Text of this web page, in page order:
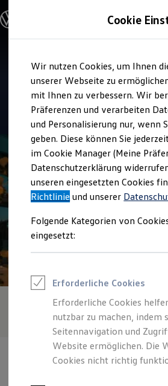
Hauptinhalt
springen
Footer
springen
Modelle & Konfigurator
Nutzfahrzeugkategorien
Modelle konfigurieren
Vorgängermodelle und
Vorgängermodelle
Oldtimer
Bulli Historie
Branchenlösungen &
Umbaulösungen und
Auf- und Umbauten
Groß- und Sonderkunden
Großkunden
Kommunen &
Journalisten
Sportvereine
Branchenlösungen
Gewerbliche
Service & mobile
Kühlfahrzeuge
ONE Business ID Vorteile
Fahrzeugsuche & Marktplatz
Fahrzeugsuche
Fahrzeuge online kaufen
Digitaler Marktplatz
Kauf & Finanzierung
Online-Fahrzeugbewertung
Aktionen & Angebote
Service
Auto Schubert
4.7| 31
Cookie
Wir nutzen Cookies, um Ihnen
unserer Webseite zu
mit Ihnen zu verbessern. Wir
Präferenzen und verarbeiten
und Personalisierung nur, wenn
geben. Diese können Sie
im Cookie Manager (Meine
Datenschutzerklärung
unseren eingesetzten Cookies
Richtlinie und unserer
Folgende Kategorien von
eingesetzt:
Erforderliche Cookies
Erforderliche Cookies
nutzbar zu machen, indem
Seitennavigation und
Website ermöglichen. Die
Cookies nicht richtig